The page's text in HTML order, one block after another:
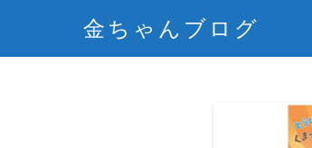
金ちゃんブログ